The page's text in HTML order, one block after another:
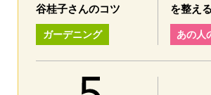
谷桂子さんのコツ
ガーデニング
を整え
あの人